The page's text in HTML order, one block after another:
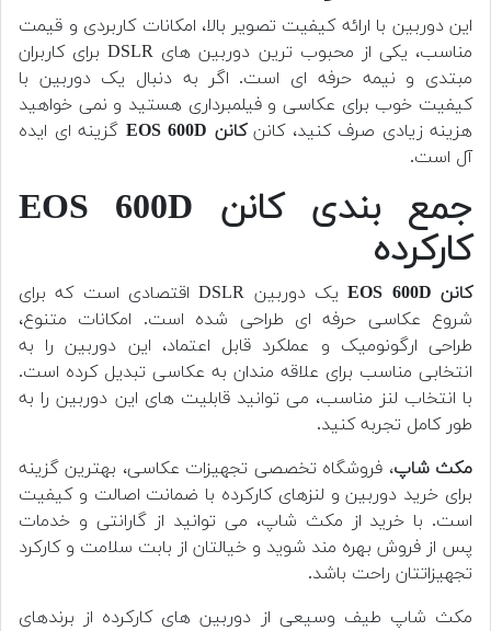
این دوربین با ارائه کیفیت تصویر بالا، امکانات کاربردی و قیمت
مناسب، یکی از محبوب ترین دوربین های DSLR برای کاربران
مبتدی و نیمه حرفه ای است. اگر به دنبال یک دوربین با
کیفیت خوب برای عکاسی و فیلمبرداری هستید و نمی خواهید
هزینه زیادی صرف کنید، کاننکانن EOS 600D
گزینه ای ایده
آل است.
جمع بندی
کانن EOS 600D
کارکرده
کانن EOS 600D
یک دوربین DSLR اقتصادی است که برای
شروع عکاسی حرفه ای طراحی شده است. امکانات متنوع،
طراحی ارگونومیک و عملکرد قابل اعتماد، این دوربین را به
انتخابی مناسب برای علاقه مندان به عکاسی تبدیل کرده است.
با انتخاب لنز مناسب، می توانید قابلیت های این دوربین را به
طور کامل تجربه کنید.
مکث شاپ، فروشگاه تخصصی تجهیزات عکاسی، بهترین گزینه
برای خرید دوربین و لنزهای کارکرده با ضمانت اصالت و کیفیت
است. با خرید از مکث شاپ، می توانید از گارانتی و خدمات
پس از فروش بهره مند شوید و خیالتان از بابت سلامت و کارکرد
تجهیزاتتان راحت باشد.
مکث شاپ طیف وسیعی از دوربین های کارکرده از برندهای